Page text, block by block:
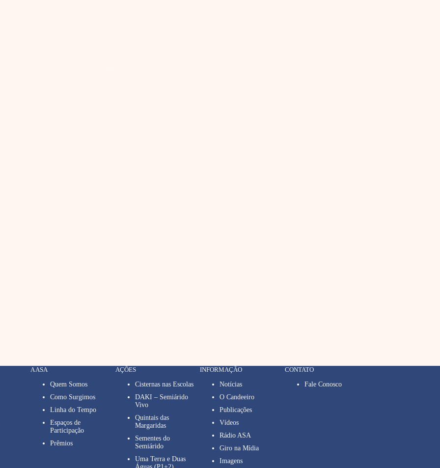
A ASA
Quem Somos
Como Surgimos
Linha do Tempo
Espaços de
Participação
Prêmios
AÇÕES
Cisternas nas Escolas
DAKI – Semiárido
Vivo
Quintais das
Margaridas
Sementes do
Semiárido
Uma Terra e Duas
INFORMAÇÃO
Notícias
O Candeeiro
Publicações
Vídeos
Rádio ASA
Giro na Mídia
Imagens
CONTATO
Fale Conosco